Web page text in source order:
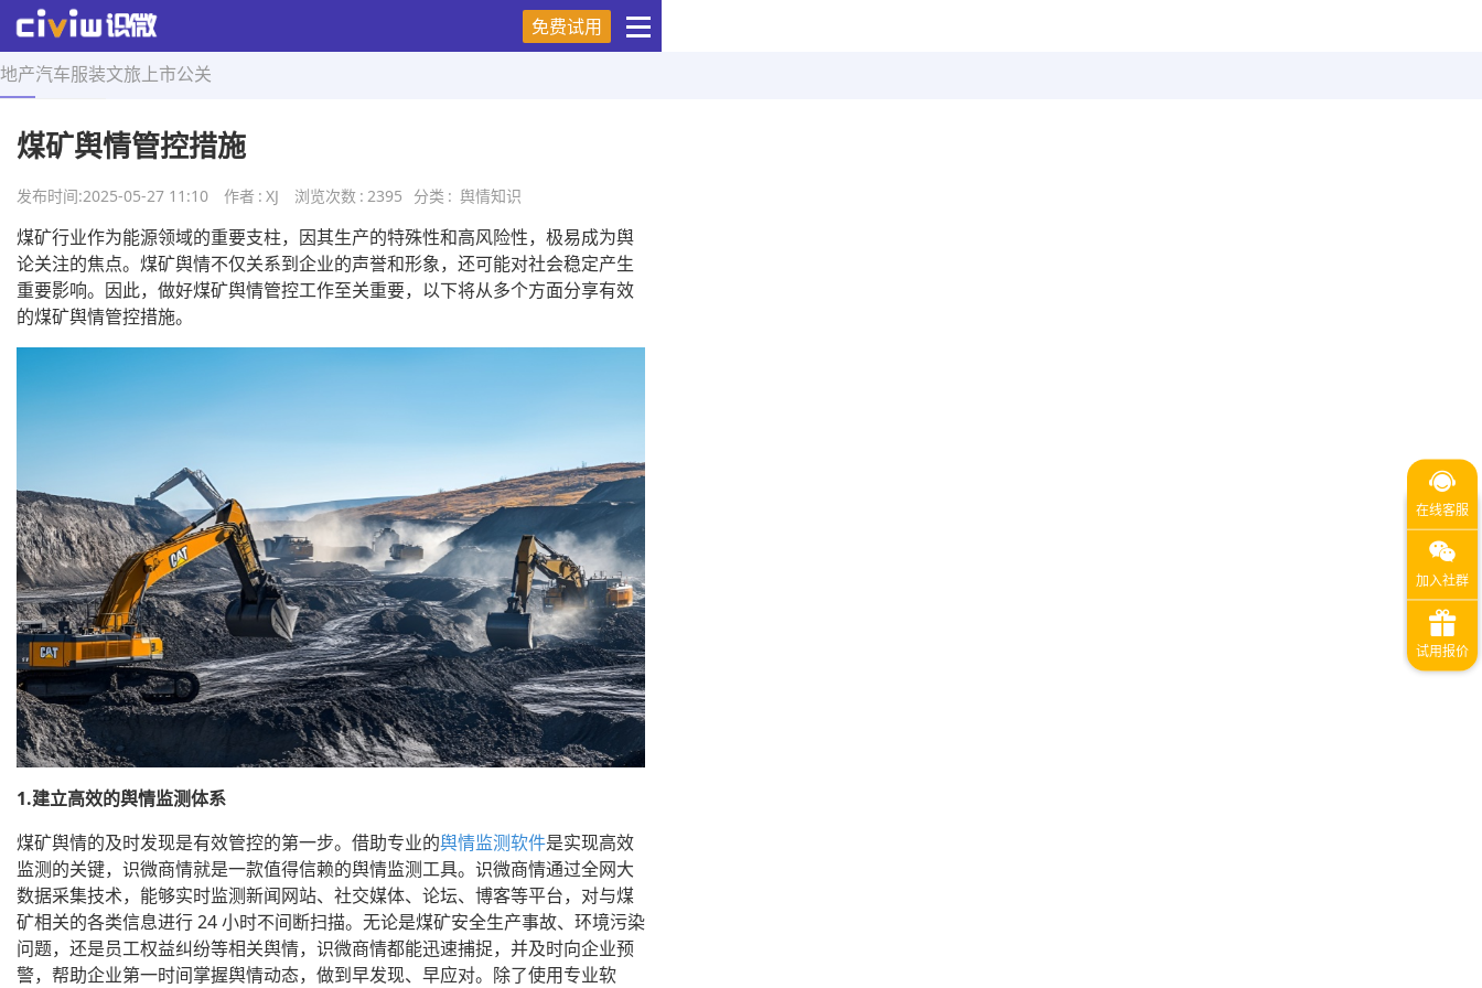
免费试用
地产汽车服装文旅 上市公关
首页 > 舆情知识 > 正文
煤矿舆情管控措施
发布时间:2025-05-27 11:10 作者 : XJ 浏览次数 : 2395 分类 : 舆情知识
煤矿行业作为能源领域的重要支柱，因其生产的特殊性和高风险性，极易成为舆
论关注的焦点。煤矿舆情不仅关系到企业的声誉和形象，还可能对社会稳定产生
重要影响。因此，做好煤矿舆情管控工作至关重要，以下将从多个方面分享有效
的煤矿舆情管控措施。
1.建立高效的舆情监测体系
煤矿舆情的及时发现是有效管控的第一步。借助专业的舆情监测软件是实现高效
监测的关键，识微商情就是一款值得信赖的舆情监测工具。识微商情通过全网大
数据采集技术，能够实时监测新闻网站、社交媒体、论坛、博客等平台，对与煤
矿相关的各类信息进行 24 小时不间断扫描。无论是煤矿安全生产事故、环境污染
问题，还是员工权益纠纷等相关舆情，识微商情都能迅速捕捉，并及时向企业预
警，帮助企业第一时间掌握舆情动态，做到早发现、早应对。除了使用专业软